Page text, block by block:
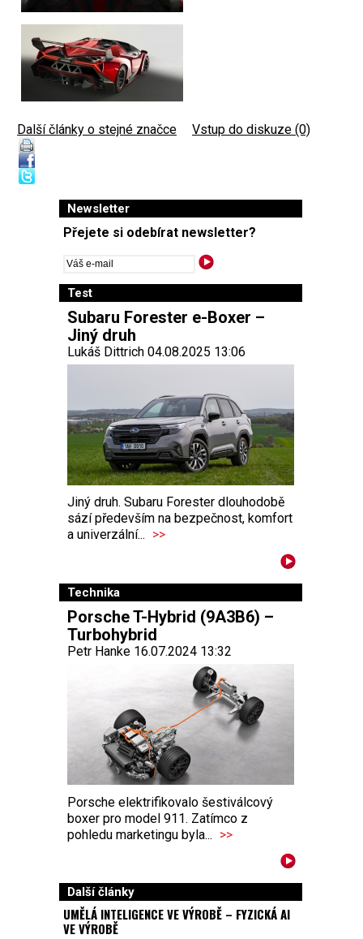
Další články o stejné značce Vstup do diskuze (0)
Newsletter
Přejete si odebírat newsletter?
Test
Subaru Forester e-Boxer –
Jiný druh
Lukáš Dittrich 04.08.2025 13:06
Jiný druh. Subaru Forester dlouhodobě
sází především na bezpečnost, komfort
a univerzální... >>
Technika
Porsche T-Hybrid (9A3B6) –
Turbohybrid
Petr Hanke 16.07.2024 13:32
Porsche elektrifikovalo šestiválcový
boxer pro model 911. Zatímco z
pohledu marketingu byla... >>
Další články
UMĚLÁ INTELIGENCE VE VÝROBĚ – FYZICKÁ AI
VE VÝROBĚ